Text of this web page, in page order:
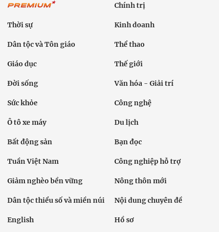
Chính trị
Thời sự Kinh doanh
Dân tộc và Tôn giáo Thể thao
Giáo dục Thế giới
Đời sống Văn hóa - Giải trí
Sức khỏe Công nghệ
Ô tô xe máy Du lịch
Bất động sản Bạn đọc
Tuần Việt Nam Công nghiệp hỗ trợ
Giảm nghèo bền vững Nông thôn mới
Dân tộc thiểu số và miền núi Nội dung chuyên đề
English Hồ sơ